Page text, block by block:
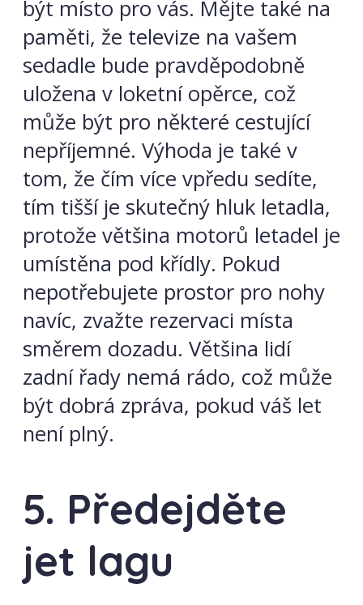
být místo pro vás. Mějte také na
paměti, že televize na vašem
sedadle bude pravděpodobně
uložena v loketní opěrce, což
může být pro některé cestující
nepříjemné. Výhoda je také v
tom, že čím více vpředu sedíte,
tím tišší je skutečný hluk letadla,
protože většina motorů letadel je
umístěna pod křídly. Pokud
nepotřebujete prostor pro nohy
navíc, zvažte rezervaci místa
směrem dozadu. Většina lidí
zadní řady nemá rádo, což může
být dobrá zpráva, pokud váš let
není plný.
5. Předejděte
jet lagu